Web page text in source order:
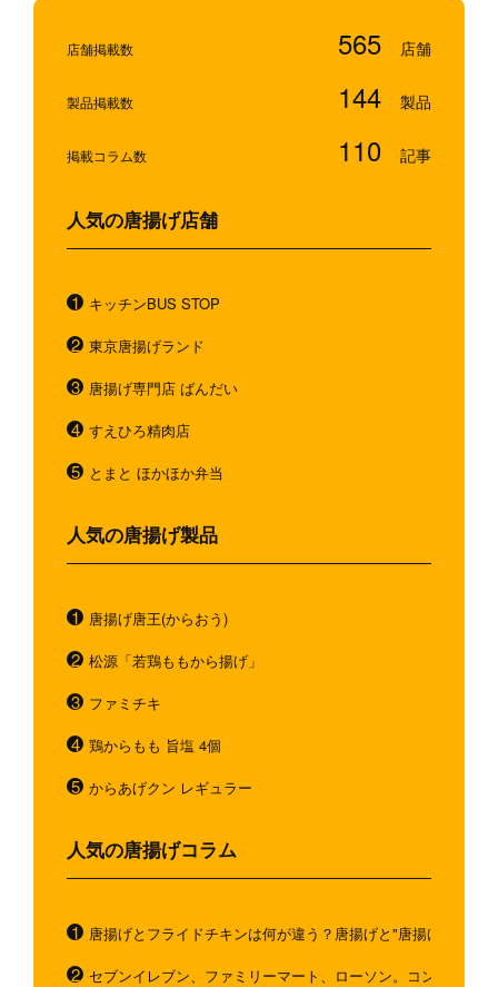
店舗掲載数 565
製品掲載数 144
掲載コラム数 110
人気の唐揚げ店舗
キッチンBUS STOP
東京唐揚げランド
唐揚げ専門店 ばんだい
すえひろ精肉店
とまと ほかほか弁当
人気の唐揚げ製品
唐揚げ唐王(からおう)
松源「若鶏ももから揚げ」
ファミチキ
鶏からもも 旨塩 4個
からあげクン レギュラー
人気の唐揚げコラム
唐揚げとフライドチキンは何が違う？唐揚げと"唐揚げと似て
セブンイレブン、ファミリーマート、ローソン。コンビニの